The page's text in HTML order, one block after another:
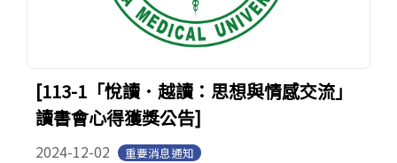
[113-1「悅讀．越讀：思想與情感交流」
讀書會心得獲獎公告]
2024-12-02 重要消息通知